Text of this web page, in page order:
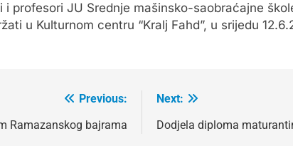
profesori JU Srednje mašinsko-saobraćajne
u Kulturnom centru “Kralj Fahd”, u srijedu
Previous:
Ramazanskog bajrama
Next:
Dodjela diploma